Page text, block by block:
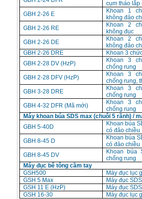
cụm tháo lắp
GBH 2-26 E
Khoan 1
không đảo
GBH 2-26 RE
Khoan 2
không đục
GBH 2-26 DE
Khoan 2
không đảo
GBH 2-26 DRE
Khoan 3
GBH 2-28 DV (HzP)
Khoan 3
chống rung
GBH 2-28 DFV (HzP)
Khoan 3
chống rung,
GBH 3-28 DRE
Khoan 3
chống rung
GBH 4-32 DFR (Mã mới)
Khoan 3
chống rung
Máy khoan búa SDS max (chuôi 5 rãnh) /
GBH 5-40D
Khoan búa
có đảo chiều
GBH 8-45 D
Khoan búa
có đảo chiều
GBH 8-45 DV
Khoan búa
chống rung
Máy đục bê tông cầm tay
GSH500
Máy đục lục
GSH 5 Max
Máy đục
GSH 11 E (HzP)
Máy đục
GSH 16-30
Máy đục lục